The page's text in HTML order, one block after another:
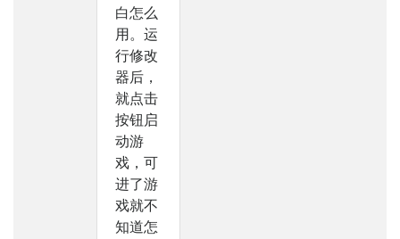
白怎么
用。运
行修改
器后，
就点击
按钮启
动游
戏，可
进了游
戏就不
知道怎